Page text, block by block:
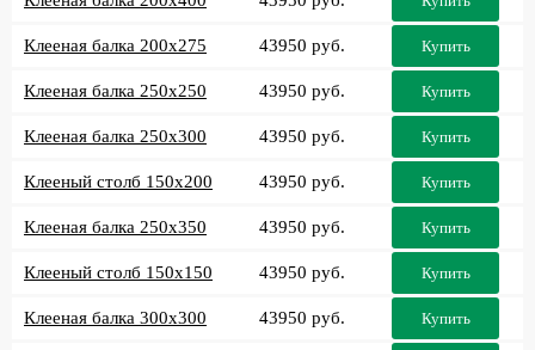
Клееная балка 200x275 43950 руб. Купить
Клееная балка 250x250 43950 руб. Купить
Клееная балка 250x300 43950 руб. Купить
Клееный столб 150x200 43950 руб. Купить
Клееная балка 250x350 43950 руб. Купить
Клееный столб 150x150 43950 руб. Купить
Клееная балка 300x300 43950 руб. Купить